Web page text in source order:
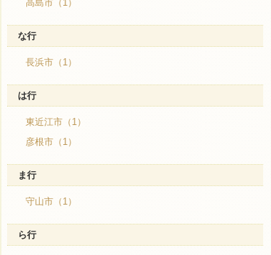
高島市（1）
な行
長浜市（1）
は行
東近江市（1）
彦根市（1）
ま行
守山市（1）
ら行